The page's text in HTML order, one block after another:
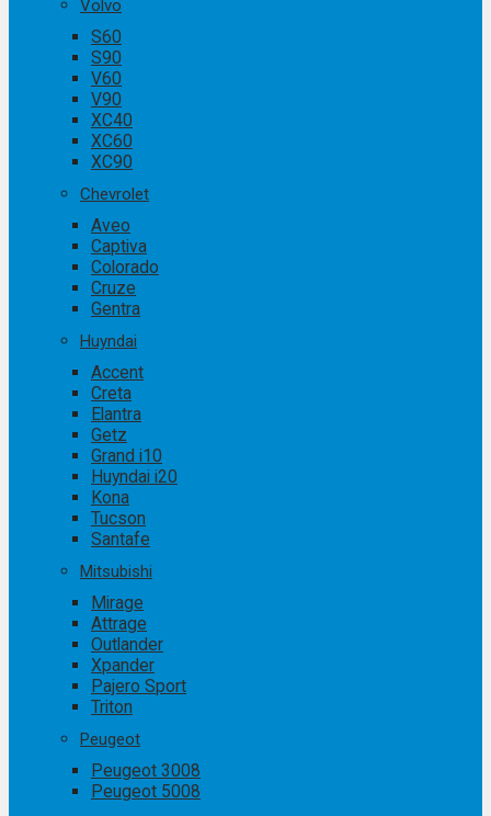
Volvo
S60
S90
V60
V90
XC40
XC60
XC90
Chevrolet
Aveo
Captiva
Colorado
Cruze
Gentra
Huyndai
Accent
Creta
Elantra
Getz
Grand i10
Huyndai i20
Kona
Tucson
Santafe
Mitsubishi
Mirage
Attrage
Outlander
Xpander
Pajero Sport
Triton
Peugeot
Peugeot 3008
Peugeot 5008